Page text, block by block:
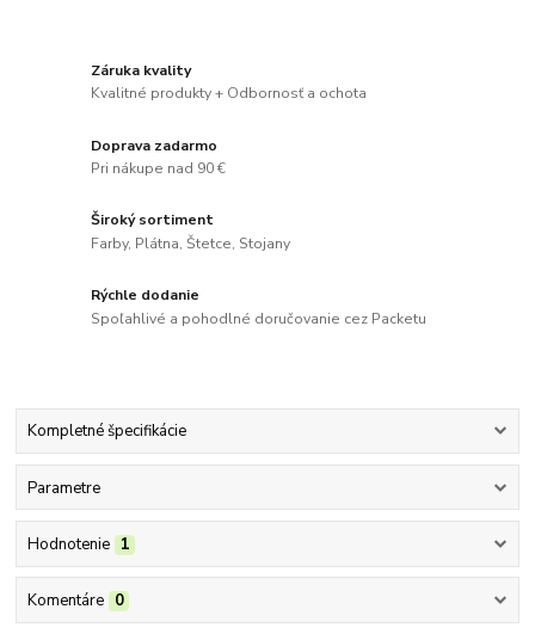
Záruka kvality
Kvalitné produkty + Odbornosť a ochota
Doprava zadarmo
Pri nákupe nad 90 €
Široký sortiment
Farby, Plátna, Štetce, Stojany
Rýchle dodanie
Spoľahlivé a pohodlné doručovanie cez Packetu
Kompletné špecifikácie
Parametre
Hodnotenie 1
Komentáre 0